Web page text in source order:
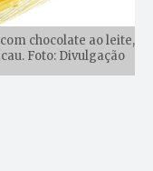
chocolate ao leite,
Foto: Divulgação